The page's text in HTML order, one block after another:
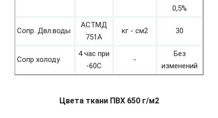
0,5%
Сопр. Двл.воды
АСТМД
751А
кг - см2 30
Сопр холоду
4 час при
-60С
-
Без
изменений
Цвета ткани ПВХ 650 г/м2